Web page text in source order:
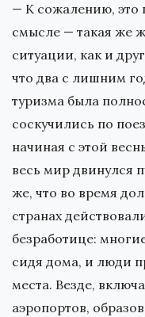
— К сожалению, это
смысле — такая же
ситуации, как и
что два с лишним
туризма была
соскучились по
начиная с этой
весь мир двинулся
же, что во время
странах
безработице:
сидя дома, и люди
места. Везде,
аэропортов,